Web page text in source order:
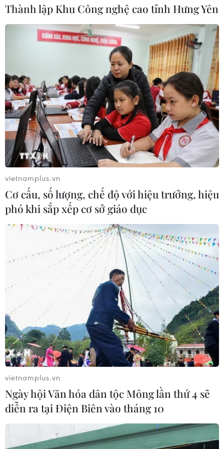
Thành lập Khu Công nghệ cao tỉnh Hưng Yên
vietnamplus.vn
Cơ cấu, số lượng, chế độ với hiệu trưởng, hiệu
phó khi sắp xếp cơ sở giáo dục
vietnamplus.vn
Ngày hội Văn hóa dân tộc Mông lần thứ 4 sẽ
diễn ra tại Điện Biên vào tháng 10